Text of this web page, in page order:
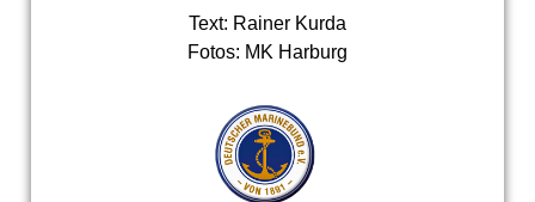
Text: Rainer Kurda
Fotos: MK Harburg